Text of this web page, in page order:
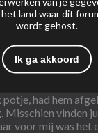
(NEM): 190gram
8 mm
18/1
Tails,
potje, had hem
Misschien vinden
voor mij was het
land waar dit
wordt gehost.
Ik ga akkoord